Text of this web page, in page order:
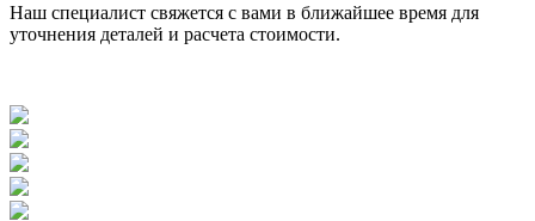
Наш специалист свяжется с вами в ближайшее время для
уточнения деталей и расчета стоимости.